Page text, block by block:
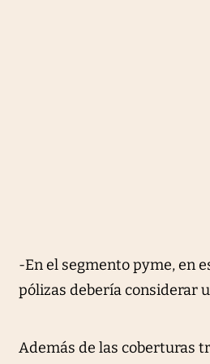
-En el segmento pyme, en
pólizas debería considerar
Además de las coberturas